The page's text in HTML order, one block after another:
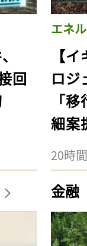
回
エネ
【
ロジ
「
細案
20時
金融